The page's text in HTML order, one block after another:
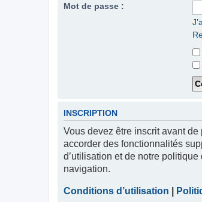
Mot de passe :
INSCRIPTION
Vous devez être inscrit avant
accorder des fonctionnalités
d’utilisation et de notre
navigation.
Conditions d’utilisation